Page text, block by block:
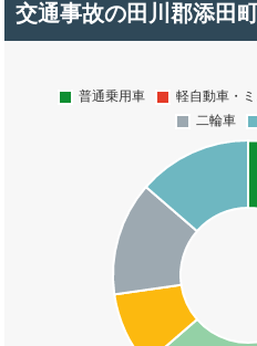
交通事故の田川郡添田